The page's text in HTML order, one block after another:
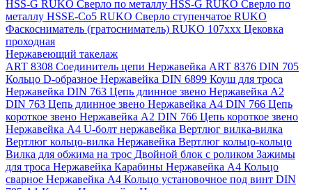
HSS-G RUKO Сверло по металлу HSS-G RUKO Сверло по
металлу HSSE-Co5 RUKO Сверло ступенчатое RUKO
Фаскосниматель (гратосниматель) RUKO 107xxx Цековка
проходная
Нержавеющий такелаж
ART 8308 Соединитель цепи Нержавейка ART 8376 DIN 705
Кольцо D-образное Нержавейка DIN 6899 Коуш для троса
Нержавейка DIN 763 Цепь длинное звено Нержавейка A2
DIN 763 Цепь длинное звено Нержавейка A4 DIN 766 Цепь
короткое звено Нержавейка A2 DIN 766 Цепь короткое звено
Нержавейка А4 U-болт нержавейка Вертлюг вилка-вилка
Вертлюг кольцо-вилка Нержавейка Вертлюг кольцо-кольцо
Вилка для обжима на трос Двойной блок с роликом Зажимы
для троса Нержавейка Карабины Нержавейка А4 Кольцо
сварное Нержавейка A4 Кольцо установочное под винт DIN